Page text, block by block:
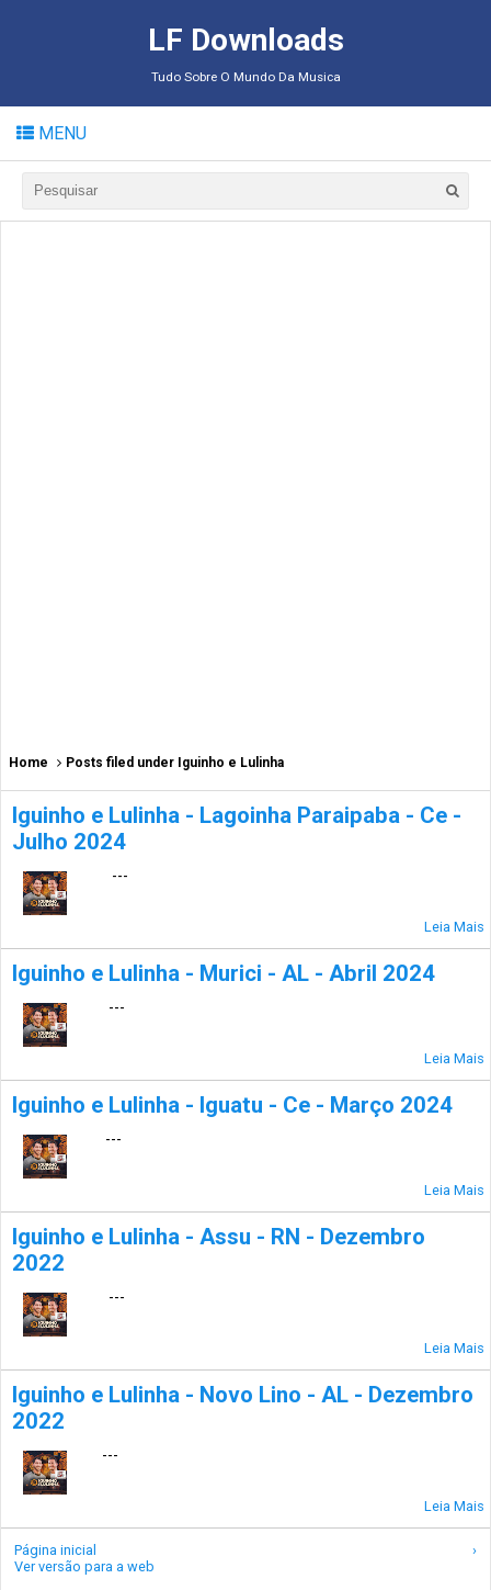
LF Downloads
Tudo Sobre O Mundo Da Musica
MENU
Home Posts filed under Iguinho e Lulinha
Iguinho e Lulinha - Lagoinha Paraipaba - Ce -
Julho 2024
---
Leia Mais
Iguinho e Lulinha - Murici - AL - Abril 2024
---
Leia Mais
Iguinho e Lulinha - Iguatu - Ce - Março 2024
---
Leia Mais
Iguinho e Lulinha - Assu - RN - Dezembro
2022
---
Leia Mais
Iguinho e Lulinha - Novo Lino - AL - Dezembro
2022
---
Leia Mais
›
Página inicial
Ver versão para a web